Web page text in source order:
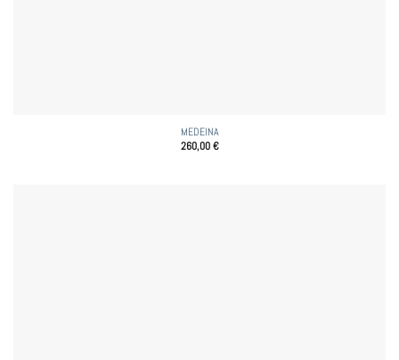
MEDEINA
260,00€